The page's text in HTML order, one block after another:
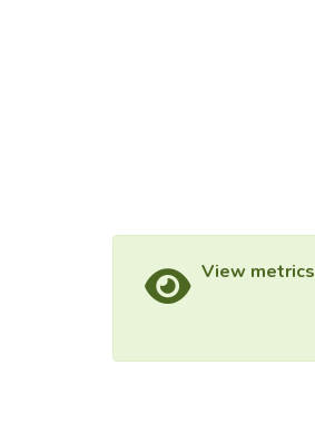
View metrics